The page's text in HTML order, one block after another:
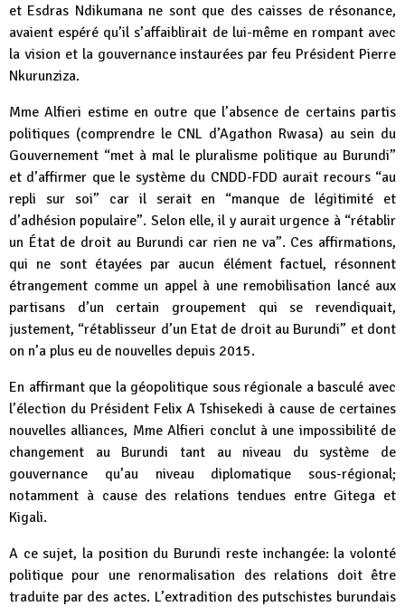
et Esdras Ndikumana ne sont que des caisses de résonance,
avaient espéré qu’il s’affaiblirait de lui-même en rompant avec
la vision et la gouvernance instaurées par feu Président Pierre
Nkurunziza.
Mme Alfieri estime en outre que l’absence de certains partis
politiques (comprendre le CNL d’Agathon Rwasa) au sein du
Gouvernement “met à mal le pluralisme politique au Burundi”
et d’affirmer que le système du CNDD-FDD aurait recours “au
repli sur soi” car il serait en “manque de légitimité et
d’adhésion populaire”. Selon elle, il y aurait urgence à “rétablir
un État de droit au Burundi car rien ne va”. Ces affirmations,
qui ne sont étayées par aucun élément factuel, résonnent
étrangement comme un appel à une remobilisation lancé aux
partisans d’un certain groupement qui se revendiquait,
justement, “rétablisseur d’un Etat de droit au Burundi” et dont
on n’a plus eu de nouvelles depuis 2015.
En affirmant que la géopolitique sous régionale a basculé avec
l’élection du Président Felix A Tshisekedi à cause de certaines
nouvelles alliances, Mme Alfieri conclut à une impossibilité de
changement au Burundi tant au niveau du système de
gouvernance qu’au niveau diplomatique sous-régional;
notamment à cause des relations tendues entre Gitega et
Kigali.
A ce sujet, la position du Burundi reste inchangée: la volonté
politique pour une renormalisation des relations doit être
traduite par des actes. L’extradition des putschistes burundais